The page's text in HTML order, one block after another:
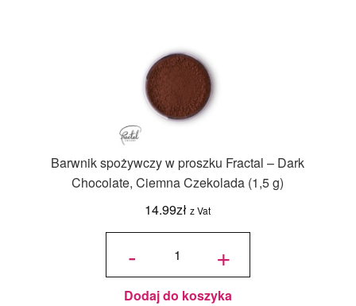
Barwnik spożywczy w proszku Fractal – Dark
Chocolate, Ciemna Czekolada (1,5 g)
14.99zł z Vat
-
ilość
w proszku
Fractal -
Dark
Chocolate,
Ciemna
(1,5 g)
+
Dodaj do koszyka